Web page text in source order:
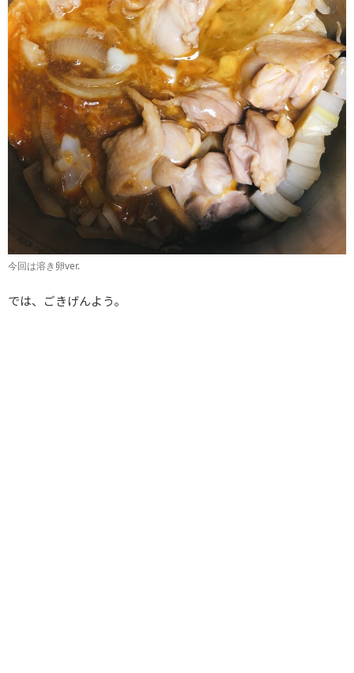
今回は溶き卵ver.
では、ごきげんよう。